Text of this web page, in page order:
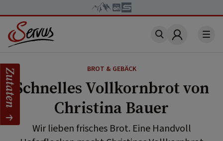
Account
BROT & GEBÄCK
Schnelles Vollkornbrot von
Christina Bauer
Wir lieben frisches Brot. Eine Handvoll
Zutaten